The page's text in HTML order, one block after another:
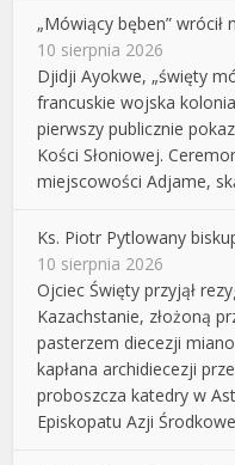
„Mówiący bęben” wrócił
10 sierpnia 2026
Djidji Ayokwe, „święty
francuskie wojska
pierwszy publicznie
Kości Słoniowej.
miejscowości Adjame,
Ks. Piotr Pytlowany
10 sierpnia 2026
Ojciec Święty przyjął
Kazachstanie, złożoną
pasterzem diecezji
kapłana archidiecezji
proboszcza katedry w
Episkopatu Azji